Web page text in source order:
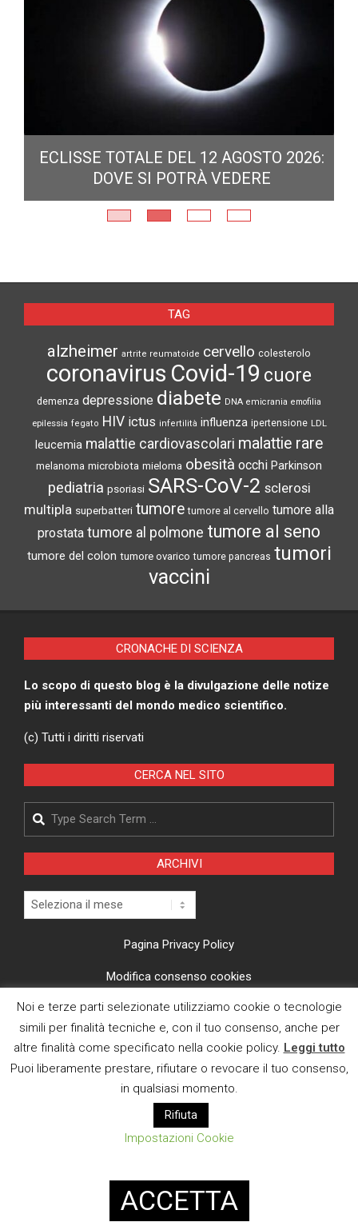
ECLISSE TOTALE DEL 12 AGOSTO 2026:
DOVE SI POTRÀ VEDERE
TAG
alzheimer artrite reumatoide cervello colesterolo
coronavirus Covid-19 cuore
demenza depressione diabete DNA emicrania emofilia
epilessia fegato HIV ictus infertilità influenza ipertensione LDL
leucemia malattie cardiovascolari malattie rare
melanoma microbiota mieloma obesità occhi Parkinson
pediatria psoriasi SARS-CoV-2 sclerosi
multipla superbatteri tumore tumore al cervello tumore alla
prostata tumore al polmone tumore al seno
tumore del colon tumore ovarico tumore pancreas tumori
vaccini
CRONACHE DI SCIENZA
Lo scopo di questo blog è la divulgazione delle notize
più interessanti del mondo medico scientifico.
(c) Tutti i diritti riservati
CERCA NEL SITO
ARCHIVI
Archivi
Pagina Privacy Policy
Modifica consenso cookies
CI TROVI ANCHE SU
E MAIL
Designed usingMagazine News Byte. Powered by
Noi e terze parti selezionate utilizziamo cookie o tecnologie
simili per finalità tecniche e, con il tuo consenso, anche per
altre finalità come specificato nella cookie policy. Leggi tutto
Puoi liberamente prestare, rifiutare o revocare il tuo consenso,
in qualsiasi momento.
Rifiuta
Impostazioni Cookie
ACCETTA